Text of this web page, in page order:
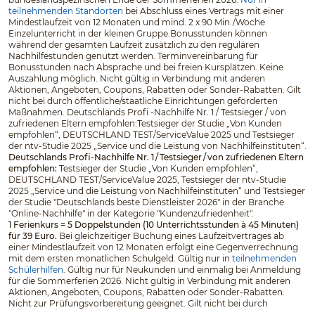
teilnehmenden Standorten bei Abschluss eines Vertrags mit einer
Mindestlaufzeit von 12 Monaten und mind. 2 x 90 Min./Woche
Einzelunterricht in der kleinen Gruppe.Bonusstunden können
während der gesamten Laufzeit zusätzlich zu den regulären
Nachhilfestunden genutzt werden. Terminvereinbarung für
Bonusstunden nach Absprache und bei freien Kursplätzen. Keine
Auszahlung möglich. Nicht gültig in Verbindung mit anderen
Aktionen, Angeboten, Coupons, Rabatten oder Sonder-Rabatten. Gilt
nicht bei durch öffentliche/staatliche Einrichtungen geförderten
Maßnahmen. Deutschlands Profi -Nachhilfe Nr. 1 / Testsieger / von
zufriedenen Eltern empfohlen:Testsieger der Studie „Von Kunden
empfohlen“, DEUTSCHLAND TEST/ServiceValue 2025 und Testsieger
der ntv-Studie 2025 „Service und die Leistung von Nachhilfeinstituten“.
Deutschlands Profi-Nachhilfe Nr. 1 / Testsieger / von zufriedenen Eltern
empfohlen: Testsieger der Studie „Von Kunden empfohlen“,
DEUTSCHLAND TEST/ServiceValue 2025, Testsieger der ntv-Studie
2025 „Service und die Leistung von Nachhilfeinstituten“ und Testsieger
der Studie "Deutschlands beste Dienstleister 2026" in der Branche
"Online-Nachhilfe" in der Kategorie "Kundenzufriedenheit".
1 Ferienkurs = 5 Doppelstunden (10 Unterrichtsstunden à 45 Minuten)
für 39 Euro. Bei gleichzeitiger Buchung eines Laufzeitvertrages ab
einer Mindestlaufzeit von 12 Monaten erfolgt eine Gegenverrechnung
mit dem ersten monatlichen Schulgeld. Gültig nur in teilnehmenden
Schülerhilfen. Gültig nur für Neukunden und einmalig bei Anmeldung
für die Sommerferien 2026. Nicht gültig in Verbindung mit anderen
Aktionen, Angeboten, Coupons, Rabatten oder Sonder-Rabatten.
Nicht zur Prüfungsvorbereitung geeignet. Gilt nicht bei durch